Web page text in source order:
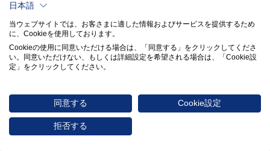
〒451-8501 愛知県名古屋市西区則武新町3-1-36
0570-017114
日本語
当ウェブサイトでは、お客さまに適した情報およびサービスを提供するため
に、Cookieを使用しております。
Cookieの使用に同意いただける場合は、「同意する」をクリックしてくださ
い。​同意いただけない、もしくは詳細設定を希望される場合は、「Cookie設
定」をクリックしてください。​
同意する Cookie設定
拒否する